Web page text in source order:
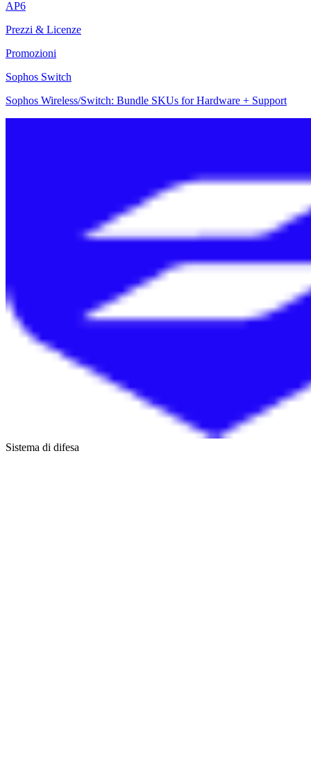
AP6
Prezzi & Licenze
Promozioni
Sophos Switch
Sophos Wireless/Switch: Bundle SKUs for Hardware + Support
Sistema di difesa